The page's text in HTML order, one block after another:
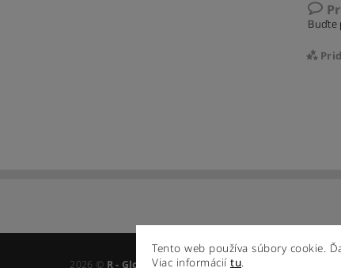
Buďte
2026 © R - Global s.r.o., všetky práva vyhradené
Tento web používa súbory cookie.
Viac informácií tu.